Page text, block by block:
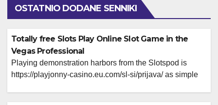
OSTATNIO DODANE SENNIKI
Totally free Slots Play Online Slot Game in the
Vegas Professional
Playing demonstration harbors from the Slotspod is
https://playjonny-casino.eu.com/sl-si/prijava/ as simple